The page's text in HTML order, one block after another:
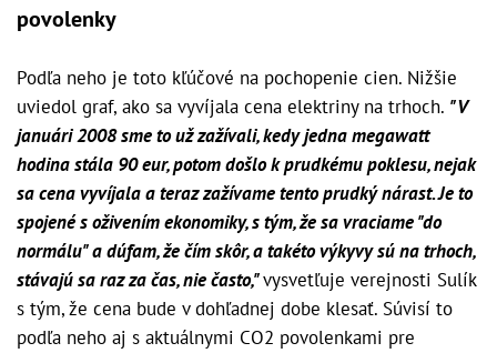
povolenky
Podľa neho je toto kľúčové na pochopenie cien. Nižšie
uviedol graf, ako sa vyvíjala cena elektriny na trhoch. "V
januári 2008 sme to už zažívali, kedy jedna megawatt
hodina stála 90 eur, potom došlo k prudkému poklesu, nejak
sa cena vyvíjala a teraz zažívame tento prudký nárast. Je to
spojené s oživením ekonomiky, s tým, že sa vraciame "do
normálu" a dúfam, že čím skôr, a takéto výkyvy sú na trhoch,
stávajú sa raz za čas, nie často,"vysvetľuje verejnosti Sulík
s tým, že cena bude v dohľadnej dobe klesať. Súvisí to
podľa neho aj s aktuálnymi CO2 povolenkami pre